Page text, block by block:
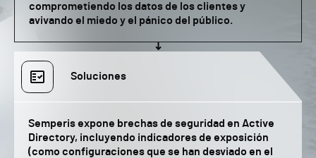
Soluciones
Semperis expone brechas de seguridad en Active
Directory, incluyendo indicadores de exposición
(como configuraciones que se han desviado en el
comprometiendo los datos de los clientes y
avivando el miedo y el pánico del público.